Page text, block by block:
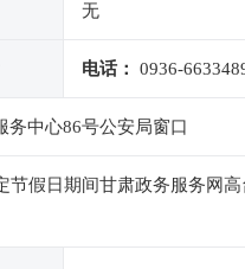
无
电话： 0936-
务中心86号公安局窗口
节假日期间甘肃政务服务网